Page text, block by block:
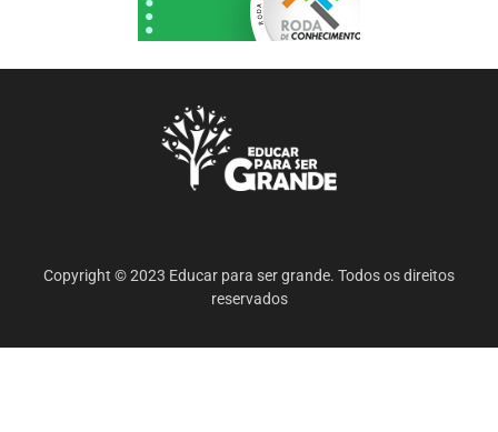
Copyright © 2023 Educar para ser grande. Todos os direitos
reservados